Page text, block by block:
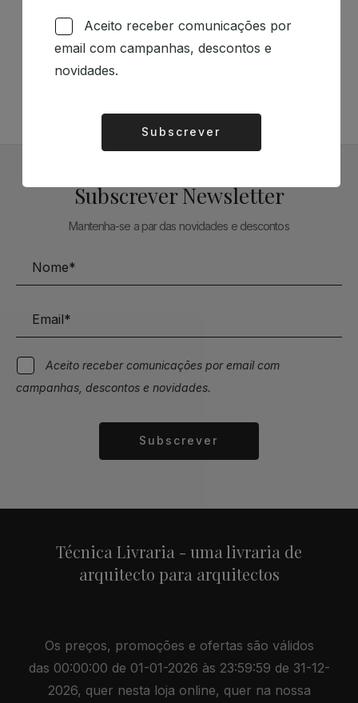
Siga-nos nas Redes Sociais
TÉCNICA LIVRARIA »
Subscrever Newsletter
Mantenha-se a par das novidades e descontos
Aceito receber comunicações por email com
campanhas, descontos e novidades.
Subscrever
Técnica Livraria - uma livraria de
arquitecto para arquitectos
Os preços, promoções e ofertas são válidos
das 00:00:00 de 01-01-2026 às 23:59:59 de 31-12-
2026, quer nesta loja online, quer na nossa
Aceito receber comunicações por
email com campanhas, descontos e
novidades.
Subscrever